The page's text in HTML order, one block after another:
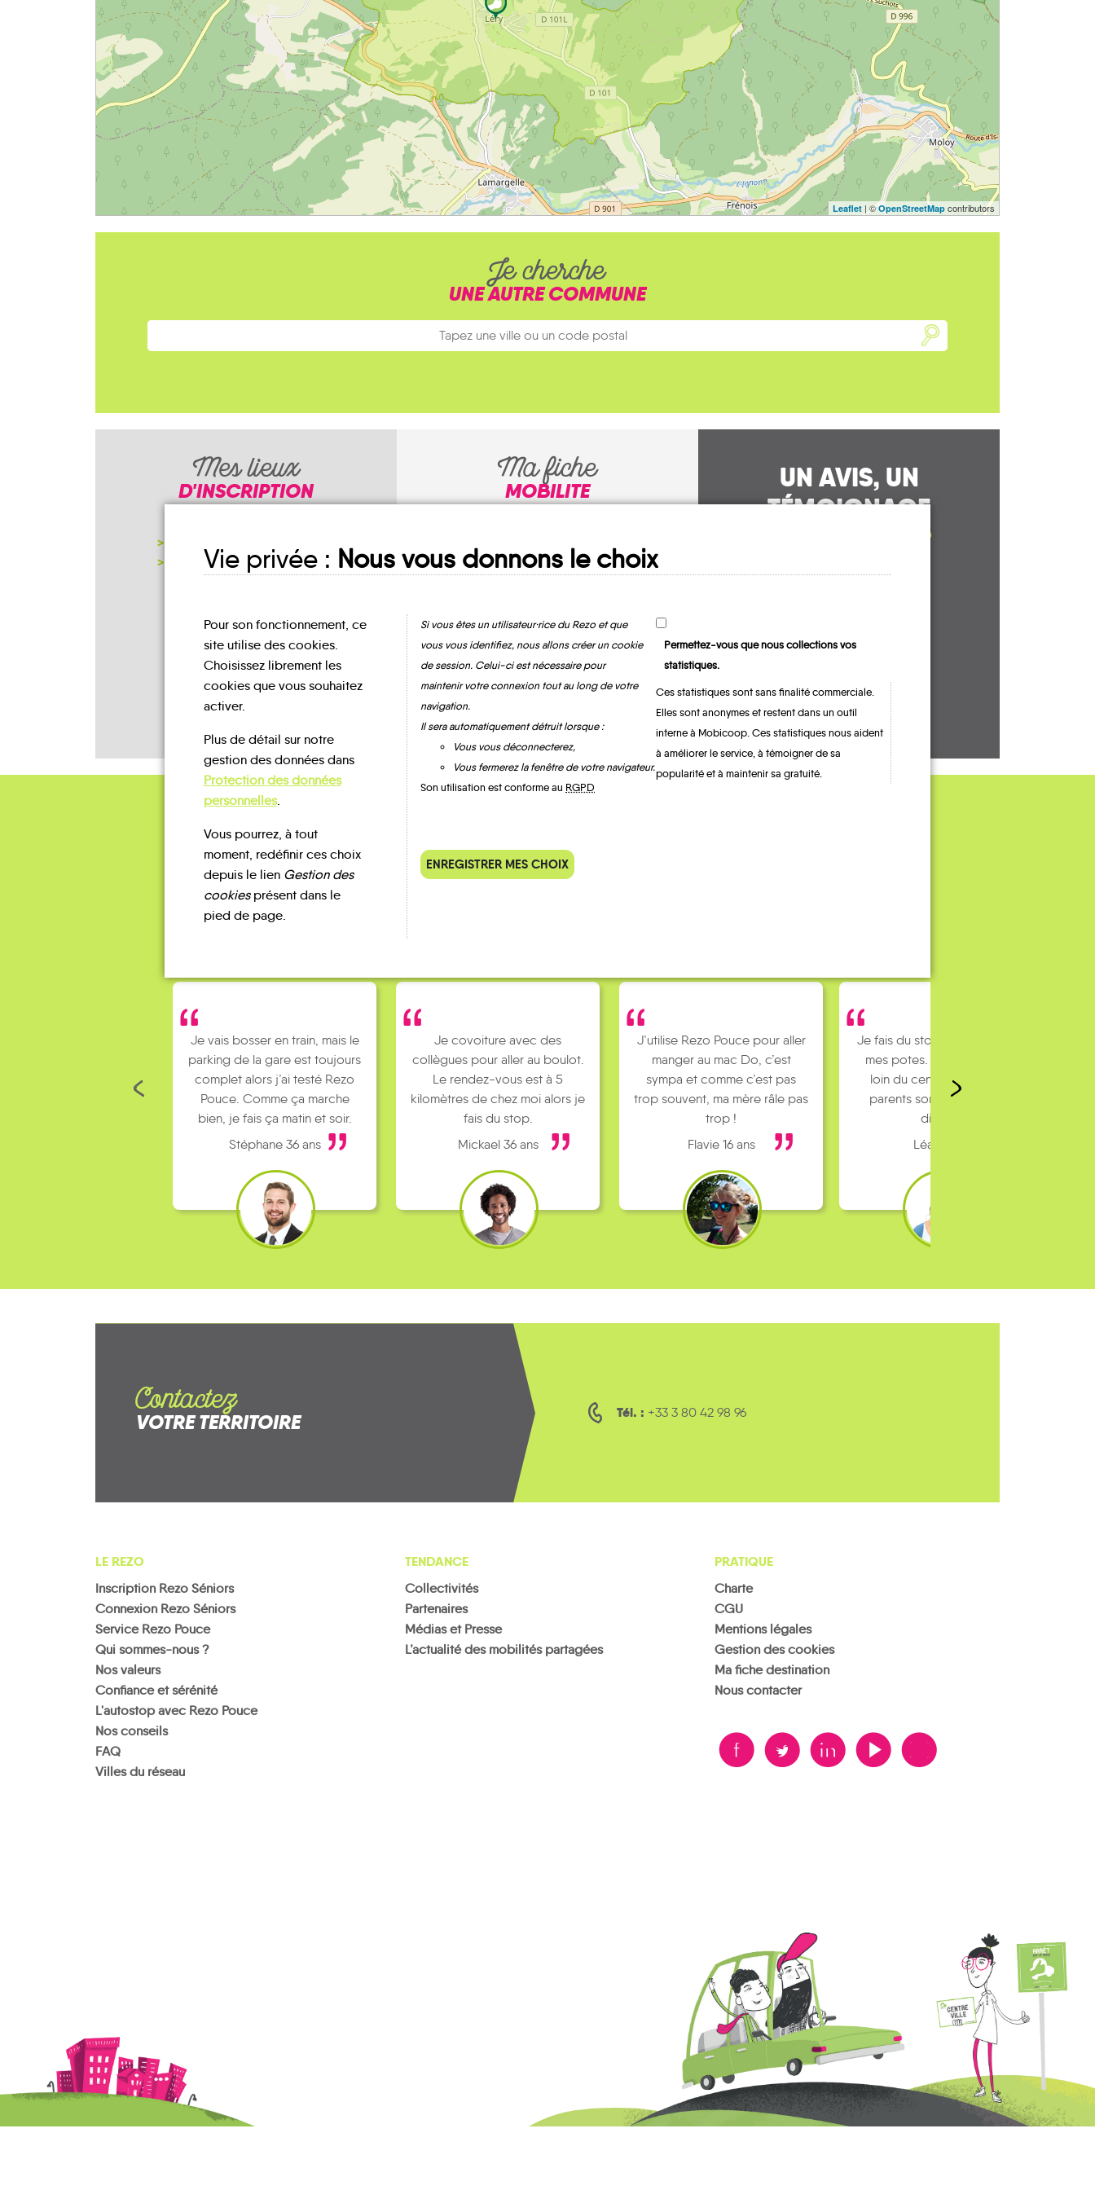
Leaflet | ©OpenStreetMap contributors
Je cherche
UNE AUTRE COMMUNE
Mes lieux
D'INSCRIPTION
NOTRE PAGE D'INSCRIPTION
Ma fiche
MOBILITE
Léry
UN AVIS, UN
TÉMOIGNAGE
À PARTAGER ?
QUELQUES
Témoignages
Je vais bosser en train, mais le
parking de la gare est toujours
complet alors j’ai testé Rezo
Pouce. Comme ça marche
bien, je fais ça matin et soir.
Stéphane 36 ans
Je covoiture avec des
collègues pour aller au boulot.
Le rendez-vous est à 5
kilomètres de chez moi alors je
fais du stop.
Mickael 36 ans
J’utilise Rezo Pouce pour aller
manger au mac Do, c’est
sympa et comme c’est pas
trop souvent, ma mère râle pas
trop !
Flavie 16 ans
Je fais du stop pour rejoindre
mes potes. J’habite un peu
loin du centre ville et mes
parents sont pas toujours
dispo…
Léa 16 ans
Contactez
VOTRE TERRITOIRE Tél. : +33 3 80 42 98 96
LE REZO
Inscription Rezo Séniors
Connexion Rezo Séniors
Service Rezo Pouce
Qui sommes-nous ?
Nos valeurs
Confiance et sérénité
L'autostop avec Rezo Pouce
Nos conseils
FAQ
Villes du réseau
TENDANCE
Collectivités
Partenaires
Médias et Presse
L’actualité des mobilités partagées
PRATIQUE
Charte
CGU
Mentions légales
Gestion des cookies
Vie privée : Nous vous donnons le choix
Pour son fonctionnement, ce
site utilise des cookies.
Choisissez librement les
cookies que vous souhaitez
activer.
Plus de détail sur notre
gestion des données dans
Protection des données
personnelles.
Vous pourrez, à tout
moment, redéfinir ces choix
depuis le lien Gestion des
cookiesprésent dans le
pied de page.
Si vous êtes un utilisateur·rice du Rezo et que
vous vous identifiez, nous allons créer un cookie
de session. Celui-ci est nécessaire pour
maintenir votre connexion tout au long de votre
navigation.
Il sera automatiquement détruit lorsque :
Vous vous déconnecterez,
Vous fermerez la fenêtre de votre navigateur.
Son utilisation est conforme au RGPD
Permettez-vous que nous collections vos
statistiques.
Ces statistiques sont sans finalité commerciale.
Elles sont anonymes et restent dans un outil
interne à Mobicoop. Ces statistiques nous aident
à améliorer le service, à témoigner de sa
popularité et à maintenir sa gratuité.
ENREGISTRER MES CHOIX
Ma fiche destination
Nous contacter
B A D F V